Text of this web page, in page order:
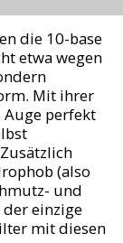
die 10-base
etwa wegen
Mit ihrer
perfekt
(also
und
der einzige
mit diesen